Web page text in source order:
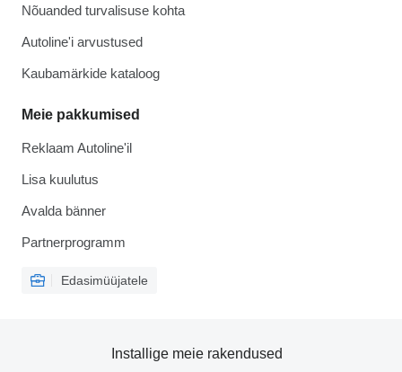
Nõuanded turvalisuse kohta
Autoline'i arvustused
Kaubamärkide kataloog
Meie pakkumised
Reklaam Autoline'il
Lisa kuulutus
Avalda bänner
Partnerprogramm
Edasimüüjatele
Installige meie rakendused